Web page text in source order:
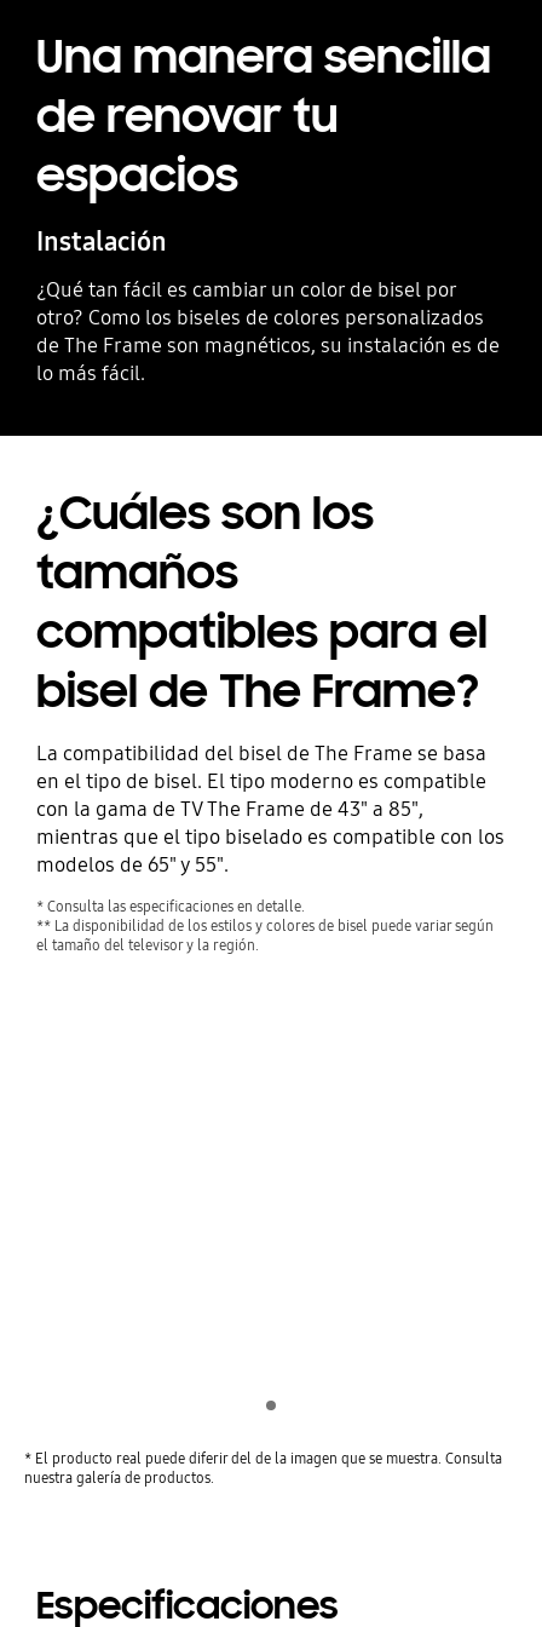
Una manera sencilla
de renovar tu
espacios
Instalación
¿Qué tan fácil es cambiar un color de bisel por
otro? Como los biseles de colores personalizados
de The Frame son magnéticos, su instalación es de
lo más fácil.
¿Cuáles son los
tamaños
compatibles para el
bisel de The Frame?
La compatibilidad del bisel de The Frame se basa
en el tipo de bisel. El tipo moderno es compatible
con la gama de TV The Frame de 43" a 85",
mientras que el tipo biselado es compatible con los
modelos de 65" y 55".
* Consulta las especificaciones en detalle.
** La disponibilidad de los estilos y colores de bisel puede variar según
el tamaño del televisor y la región.
* El producto real puede diferir del de la imagen que se muestra. Consulta
nuestra galería de productos.
Especificaciones